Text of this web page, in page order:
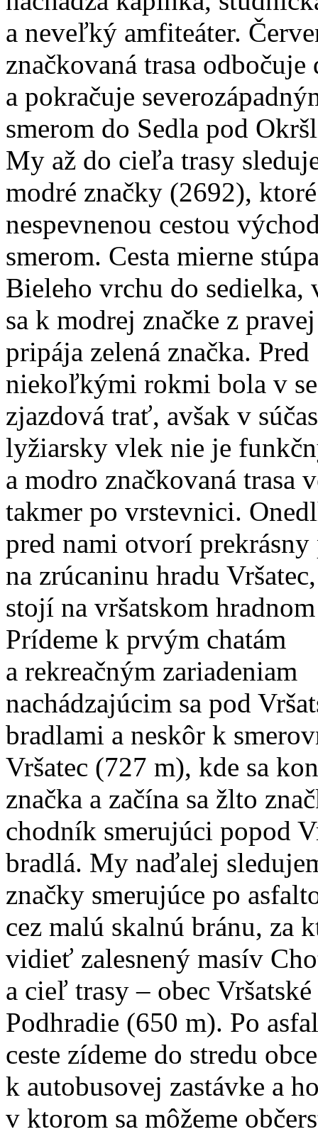
a neveľký amfiteáter.
značkovaná trasa odbočuje
a pokračuje
smerom do Sedla pod
My až do cieľa trasy
modré značky (2692),
nespevnenou cestou
smerom. Cesta mierne
Bieleho vrchu do sedielka,
sa k modrej značke z
pripája zelená značka. Pred
niekoľkými rokmi bola v
zjazdová trať, avšak v
lyžiarsky vlek nie je
a modro značkovaná trasa
takmer po vrstevnici.
pred nami otvorí
na zrúcaninu hradu
stojí na vršatskom
Prídeme k prvým chatám
a rekreačným zariadeniam
nachádzajúcim sa pod
bradlami a neskôr k
Vršatec (727 m), kde sa
značka a začína sa žlto
chodník smerujúci popod
bradlá. My naďalej
značky smerujúce po
cez malú skalnú bránu, za
vidieť zalesnený masív
a cieľ trasy – obec Vršatské
Podhradie (650 m). Po
ceste zídeme do stredu obce
k autobusovej zastávke a
v ktorom sa môžeme